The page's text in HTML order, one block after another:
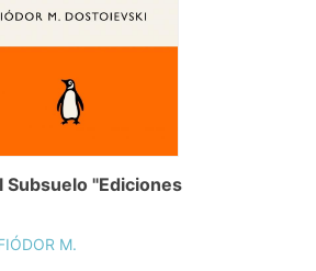
Subsuelo "Ediciones
M.